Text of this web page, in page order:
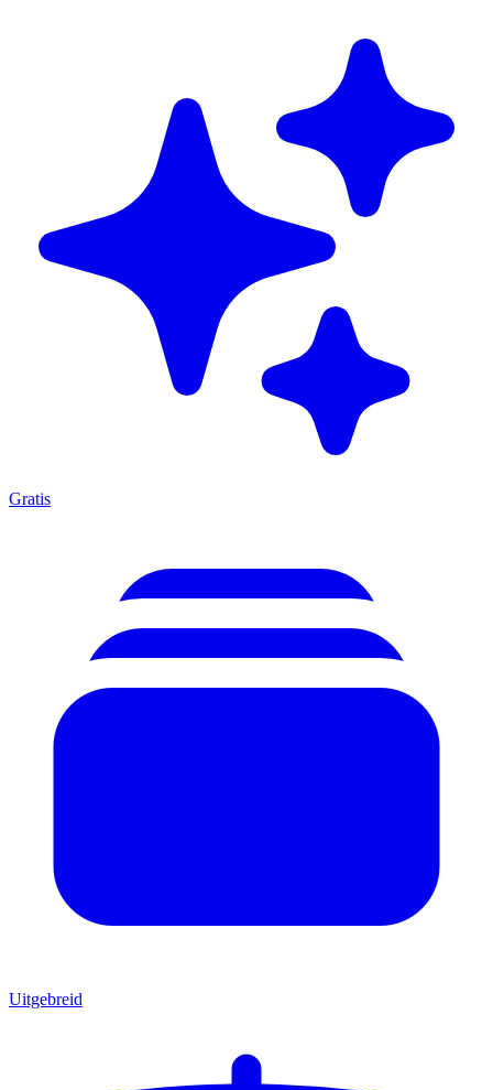
Gratis
Uitgebreid